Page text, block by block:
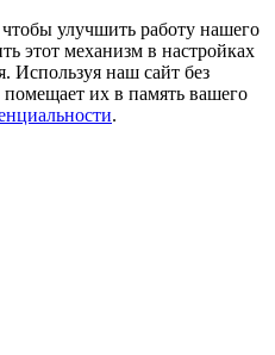
улучшить работу нашего
этот механизм в настройках
Используя наш сайт без
их в память вашего
.